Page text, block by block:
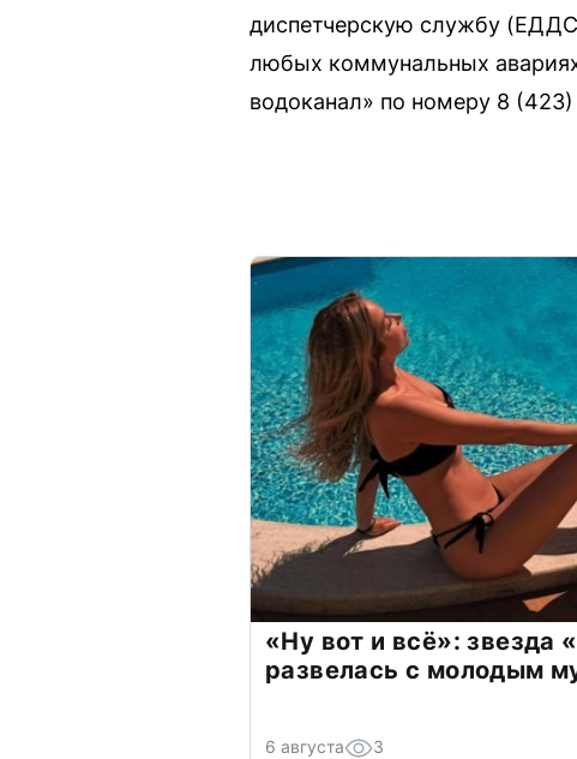
диспетчерскую службу
любых коммунальных
водоканал» по номеру 8
«Ну вот и всё»: звезда
развелась с молодым
6 августа 3